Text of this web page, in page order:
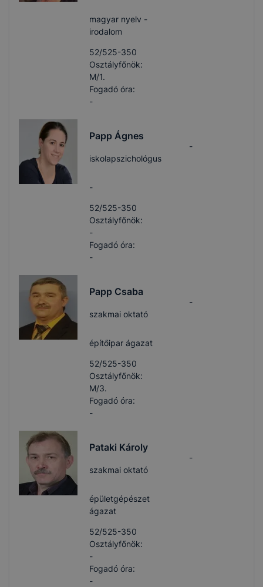
magyar nyelv -
irodalom
52/525-350
Osztályfőnök:
M/1.
Fogadó óra:
-
Papp Ágnes
iskolapszichológus
-
-
52/525-350
Osztályfőnök:
-
Fogadó óra:
-
Papp Csaba
szakmai oktató
építőipar ágazat
-
52/525-350
Osztályfőnök:
M/3.
Fogadó óra:
-
Pataki Károly
szakmai oktató
épületgépészet
ágazat
-
52/525-350
Osztályfőnök:
-
Fogadó óra:
-